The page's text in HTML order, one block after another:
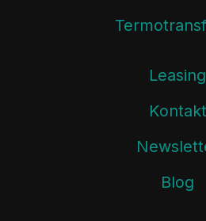
Leasing
Kontakt
Blog